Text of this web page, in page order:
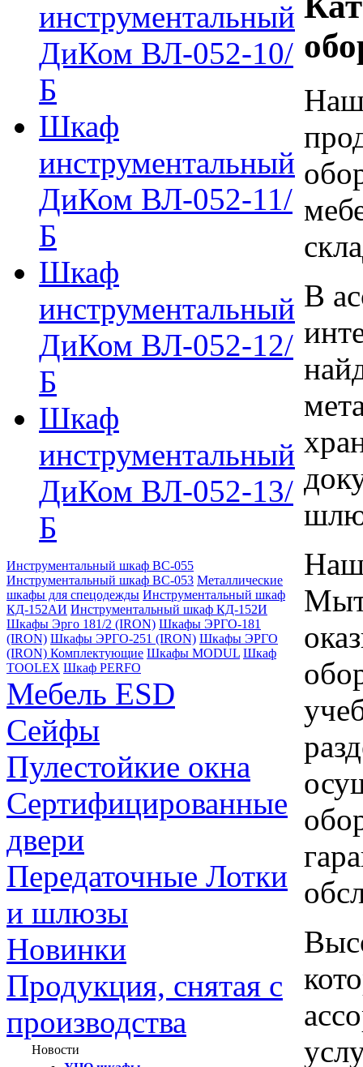
инструментальный
ДиКом ВЛ-052-10/
Б
Шкаф
инструментальный
ДиКом ВЛ-052-11/
Б
Шкаф
инструментальный
ДиКом ВЛ-052-12/
Б
Шкаф
инструментальный
ДиКом ВЛ-052-13/
Б
Инструментальный шкаф ВС-055
Инструментальный шкаф ВС-053 Металлические
шкафы для спецодежды Инструментальный шкаф
КД-152АИ Инструментальный шкаф КД-152И
Шкафы Эрго 181/2 (IRON) Шкафы ЭРГО-181
(IRON) Шкафы ЭРГО-251 (IRON) Шкафы ЭРГО
(IRON) Комплектующие Шкафы MODUL Шкаф
TOOLEX Шкаф PERFO
Мебель ESD
Сейфы
Пулестойкие окна
Сертифицированные
двери
Передаточные Лотки
и шлюзы
Новинки
Продукция, снятая с
производства
Новости
Наш
В